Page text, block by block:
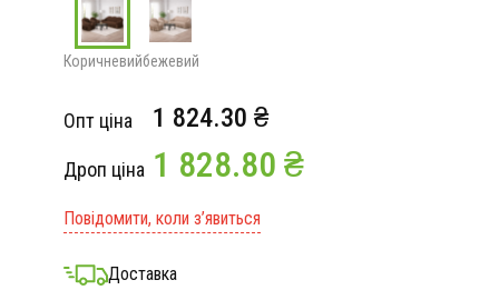
Коричневийбежевий
Опт ціна 1 824.30 ₴
Дроп ціна 1 828.80 ₴
Повідомити, коли з’явиться
Доставка